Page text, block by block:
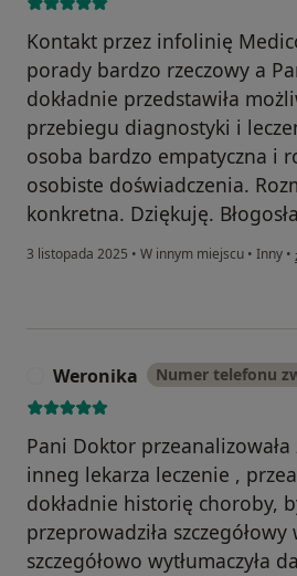
Kontakt przez infolinię
porady bardzo rzeczowy a
dokładnie przedstawiła
przebiegu diagnostyki i
osoba bardzo empatyczna i
osobiste doświadczenia.
konkretna. Dziękuję.
3 listopada 2025 • W innym miejscu • Inny •
Weronika Numer telefonu
Pani Doktor
inneg lekarza leczenie ,
dokładnie historię choroby,
przeprowadziła szczegółowy
szczegółowo wytłumaczyła